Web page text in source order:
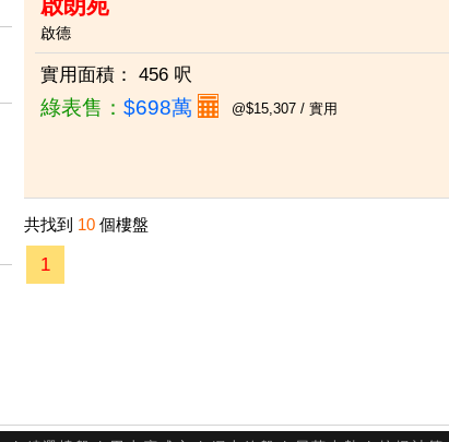
啟德
實用面積： 456 呎
綠表售： $698萬 @$15,307 / 實用
共找到 10 個樓盤
1